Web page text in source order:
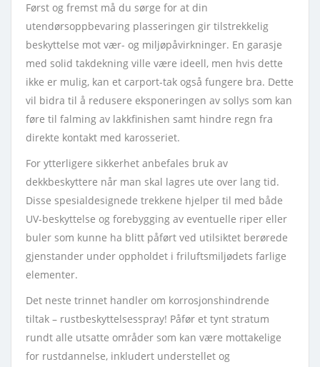
Først og fremst må du sørge for at din
utendørsoppbevaring plasseringen gir tilstrekkelig
beskyttelse mot vær- og miljøpåvirkninger. En garasje
med solid takdekning ville være ideell, men hvis dette
ikke er mulig, kan et carport-tak også fungere bra. Dette
vil bidra til å redusere eksponeringen av sollys som kan
føre til falming av lakkfinishen samt hindre regn fra
direkte kontakt med karosseriet.
For ytterligere sikkerhet anbefales bruk av
dekkbeskyttere når man skal lagres ute over lang tid.
Disse spesialdesignede trekkene hjelper til med både
UV-beskyttelse og forebygging av eventuelle riper eller
buler som kunne ha blitt påført ved utilsiktet berørede
gjenstander under oppholdet i friluftsmiljødets farlige
elementer.
Det neste trinnet handler om korrosjonshindrende
tiltak – rustbeskyttelsesspray! Påfør et tynt stratum
rundt alle utsatte områder som kan være mottakelige
for rustdannelse, inkludert understellet og